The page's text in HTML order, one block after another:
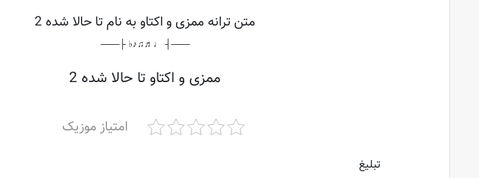
متن ترانه ممزی و اکتاو به نام تا حالا شده 2
───┤ ♩♬♫♪♭ ├───
ممزی و اکتاو تا حالا شده 2
امتیاز موزیک
تبلیغ